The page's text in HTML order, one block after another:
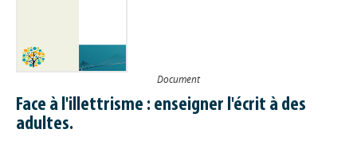
Document
Face à l'illettrisme : enseigner l'écrit à des
adultes.